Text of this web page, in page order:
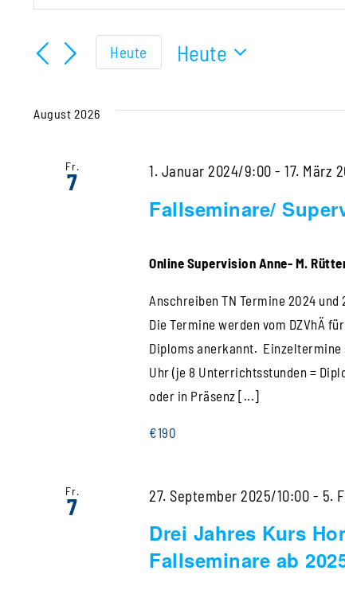
und
Navigation
eingeben.
Suche
Veranstaltungen
Heute
Heute
August 2026
Fr.
7
Fallseminare/
1. Januar 2024/9:00 -17. März
Online Supervision Anne- M.
Anschreiben TN Termine 2024
Die Termine werden vom DZVhÄ
Diploms anerkannt. Einzeltermine
Uhr (je 8 Unterrichtsstunden =
oder in Präsenz [...]
€190
Fr.
7
Drei Jahres Kurs
Fallseminare ab
27. September 2025/10:00 - 5.